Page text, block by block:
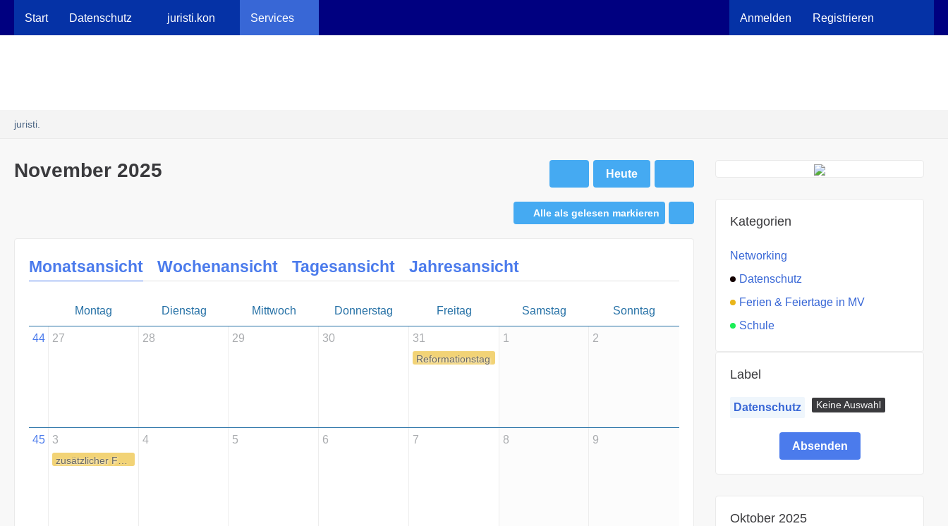
Start Datenschutz juristi.kon Services Anmelden Registrieren
juristi.
November 2025 Heute
Alle als gelesen markieren
Monatsansicht Wochenansicht Tagesansicht Jahresansicht
Montag Dienstag Mittwoch Donnerstag Freitag Samstag Sonntag
44 27 28 29 30 31
Reformationstag
1 2
45 3 4 5 6 7 8 9
Kategorien
Networking
Datenschutz
Ferien & Feiertage in MV
Schule
Label
Datenschutz Keine Auswahl
Oktober 2025